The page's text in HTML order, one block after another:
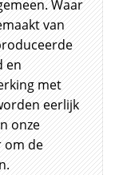
Waar
van
en
met
eerlijk
onze
om de